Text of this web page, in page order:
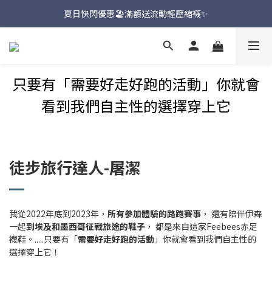
新品上市🔥九天聯名環台款【一吉邦火焰紅】
夏日快閃優惠🏖️滿額送流動輕壓縮襪✨
新品上市🔥九天聯名環台款【一吉邦火焰紅】
只要有「需要好走好跑的活動」你就會
看到我們自主性的選擇穿上它
徒步旅行達人-屠潔
我從2022年底到2023年， 所有參加體驗的路跑賽事 ， 還有陪伴伊森
一起到埃及和墨西哥征戰旅途的鞋子 ， 都是來自這家Feebees赤足
襪鞋。.....只要有「需要好走好跑的活動 」你就會看到我們自主性的
選擇穿上它！